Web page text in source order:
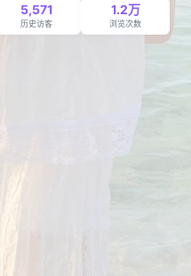
5,571
历史访客
1.2万
浏览次数